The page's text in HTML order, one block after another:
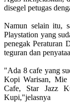
disegel petugas
Namun selain itu,
Playstation yang
penegak Peraturan
teguran dan
"Ada 8 cafe yang
Kopi Warisan, Mie
Cafe, Star Jazz
Kupi,"jelasnya